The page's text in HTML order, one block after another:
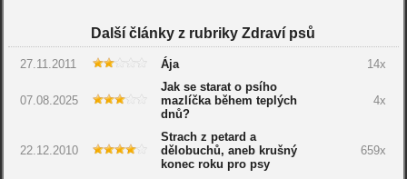
Další články z rubriky Zdraví psů
27.11.2011 Ája 14x
07.08.2025
Jak se starat o psího
mazlíčka během teplých
dnů?
4x
22.12.2010
Strach z petard a
dělobuchů, aneb krušný
konec roku pro psy
659x